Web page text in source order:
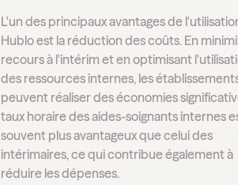
L'un des principaux avantages de
Hublo est la réduction des coûts. En
recours à l'intérim et en optimisant
des ressources internes, les
peuvent réaliser des économies
taux horaire des aides-soignants internes
souvent plus avantageux que celui des
intérimaires, ce qui contribue également à
réduire les dépenses.